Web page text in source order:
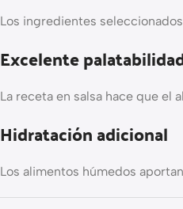
Los ingredientes
Excelente
La receta en salsa hace que
Hidratación adicional
Los alimentos húmedos